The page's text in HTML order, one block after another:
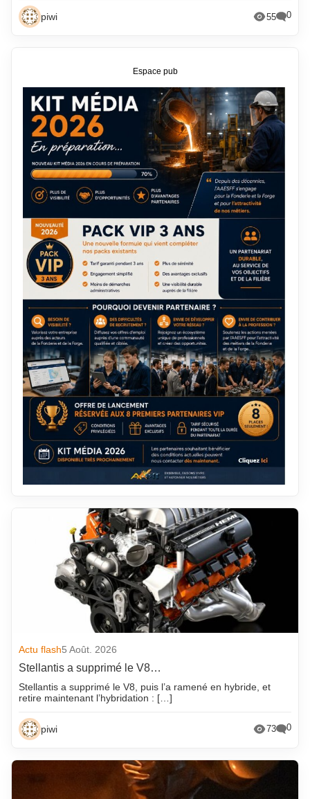
piwi 55 0
Actu flash5 Août. 2026
Stellantis a supprimé le V8…
Stellantis a supprimé le V8, puis l’a ramené en hybride, et
retire maintenant l’hybridation : […]
piwi 73 0
Espace pub